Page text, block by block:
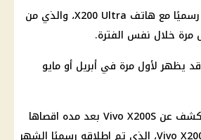
ومن المرجح أن يظهر رسميًا مع هاتف X200 Ultra، والذي من
مرة خلال نفس الفترة.
لذلك يبدو أن X200S قد يظهر لأول مرة في أبريل أو مايو
ومن المرجح أن يتم الكشف عن Vivo X200S بعد مده اقصاها
ستة أشهر مقارنة بـ Vivo X200، الذي تم إطلاقه رسميًا الشهر